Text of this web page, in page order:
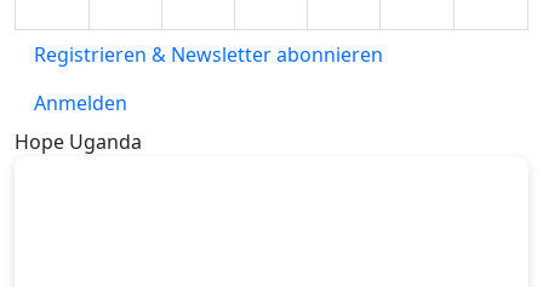
Registrieren & Newsletter abonnieren
Anmelden
Hope Uganda